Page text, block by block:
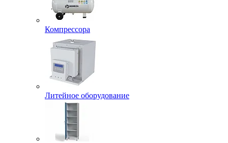
Компрессора
Литейное оборудование